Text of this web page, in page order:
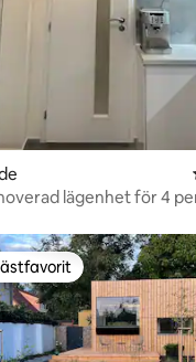
lägenhet för 4
gästfavorit